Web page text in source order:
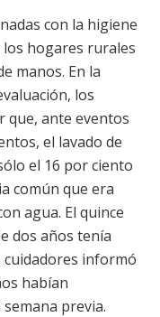
con la higiene
hogares rurales
manos. En la
los
que, ante eventos
el lavado de
el 16 por ciento
común que era
agua. El quince
dos años tenía
cuidadores informó
habían
previa.